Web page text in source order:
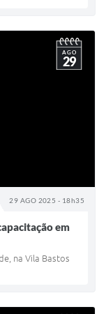
29 AGO 2025 - 18h35
AGO
29
em
na Vila Bastos